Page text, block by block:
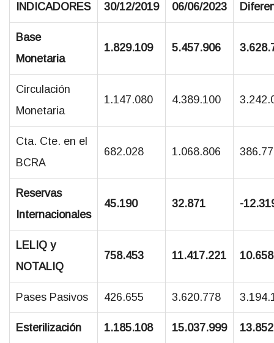
INDICADORES 30/12/2019 06/06/2023
Base
Monetaria
1.829.109 5.457.906
Circulación
Monetaria
1.147.080 4.389.100
Cta. Cte. en el
BCRA
682.028 1.068.806
Reservas
Internacionales
45.190 32.871 -
LELIQ y
NOTALIQ
758.453 11.417.221
Pases Pasivos 426.655 3.620.778
Esterilización 1.185.108 15.037.999